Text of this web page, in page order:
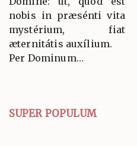
nobis in præsénti vita
mystérium, fiat
æternitátis auxílium.
Per Dominum…
SUPER POPULUM